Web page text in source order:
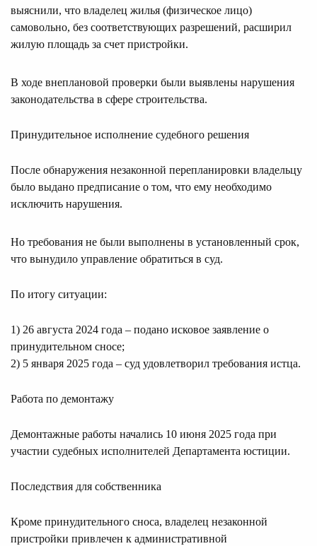
выяснили, что владелец жилья (физическое лицо)
самовольно, без соответствующих разрешений, расширил
жилую площадь за счет пристройки.
В ходе внеплановой проверки были выявлены нарушения
законодательства в сфере строительства.
Принудительное исполнение судебного решения
После обнаружения незаконной перепланировки владельцу
было выдано предписание о том, что ему необходимо
исключить нарушения.
Но требования не были выполнены в установленный срок,
что вынудило управление обратиться в суд.
По итогу ситуации:
1) 26 августа 2024 года – подано исковое заявление о
принудительном сносе;
2) 5 января 2025 года – суд удовлетворил требования истца.
Работа по демонтажу
Демонтажные работы начались 10 июня 2025 года при
участии судебных исполнителей Департамента юстиции.
Последствия для собственника
Кроме принудительного сноса, владелец незаконной
пристройки привлечен к административной